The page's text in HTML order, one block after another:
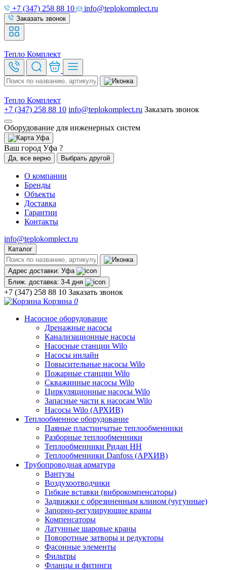
+7 (347) 258 88 10 info@teplokomplect.ru
Заказать звонок
Тепло Комплект
Тепло Комплект
+7 (347) 258 88 10 info@teplokomplect.ru Заказать звонок
Оборудование для инженерных систем
Уфа
Ваш город Уфа ?
Да, все верно Выбрать другой
О компании
Бренды
Объекты
Доставка
Гарантии
Контакты
info@teplokomplect.ru
Каталог
Адрес доставки: Уфа
Ближ. доставка: 3-4 дня
+7 (347) 258 88 10 Заказать звонок
Корзина 0
Насосное оборудование
Дренажные насосы
Канализационные насосы
Насосные станции Wilo
Насосы инлайн
Повысительные насосы Wilo
Пожарные станции Wilo
Скважинные насосы Wilo
Циркуляционные насосы Wilo
Запасные части к насосам Wilo
Насосы Wilo (АРХИВ)
Теплообменное оборудование
Паяные пластинчатые теплообменники
Разборные теплообменники
Теплообменники Ридан НН
Теплообменники Danfoss (АРХИВ)
Трубопроводная арматура
Вантузы
Воздухоотводчики
Гибкие вставки (виброкомпенсаторы)
Задвижки с обрезиненным клином (чугунные)
Запорно-регулирующие краны
Компенсаторы
Латунные шаровые краны
Поворотные затворы и редукторы
Фасонные элементы
Фильтры
Фланцы и фитинги